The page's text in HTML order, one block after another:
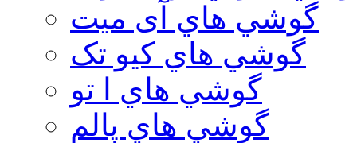
گوشي هاي آی میت
گوشي هاي کیو تک
گوشي هاي ا تو
گوشي هاي پالم